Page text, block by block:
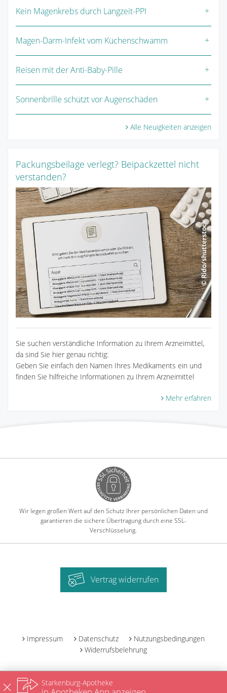
Kein Magenkrebs durch Langzeit-PPI
Magen-Darm-Infekt vom Küchenschwamm
Reisen mit der Anti-Baby-Pille
Sonnenbrille schützt vor Augenschäden
Alle Neuigkeiten anzeigen
Packungsbeilage verlegt? Beipackzettel nicht
verstanden?
Sie suchen verständliche Information zu Ihrem Arzneimittel,
da sind Sie hier genau richtig:
Geben Sie einfach den Namen Ihres Medikaments ein und
finden Sie hilfreiche Informationen zu Ihrem Arzneimittel
Mehr erfahren
Wir legen großen Wert auf den Schutz Ihrer persönlichen Daten und
garantieren die sichere Übertragung durch eine SSL-
Verschlüsselung.
Vertrag widerrufen
Impressum Datenschutz
Nutzungsbedingungen
Widerrufsbelehrung
Starkenburg-Apotheke